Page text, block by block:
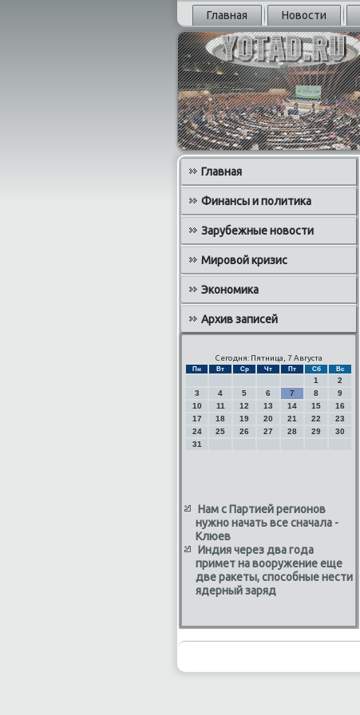
Главная Новости
Главная
Финансы и политика
Зарубежные новости
Мировой кризис
Экономика
Архив записей
Сегодня: Пятница, 7 Августа
Пн Вт Ср Чт Пт Сб Вс
1
2
3
4 5 6 7 8
9
10
11 12 13 14 15
16
17
18 19 20 21 22
23
24
25 26 27 28 29
30
31
Нам с Партией регионов
нужно начать все сначала -
Клюев
Индия через два года
примет на вооружение еще
две ракеты, способные нести
ядерный заряд